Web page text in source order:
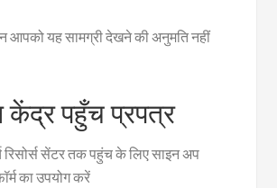
आपको यह सामग्री देखने की अनुमति नहीं
पहुँच प्रपत्र
रिसोर्स सेंटर तक पहुंच के लिए साइन अप
का उपयोग करें